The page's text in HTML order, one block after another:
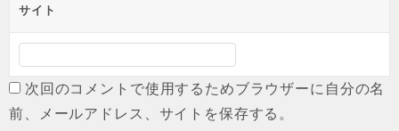
サイト
次回のコメントで使用するためブラウザーに自分の名
前、メールアドレス、サイトを保存する。